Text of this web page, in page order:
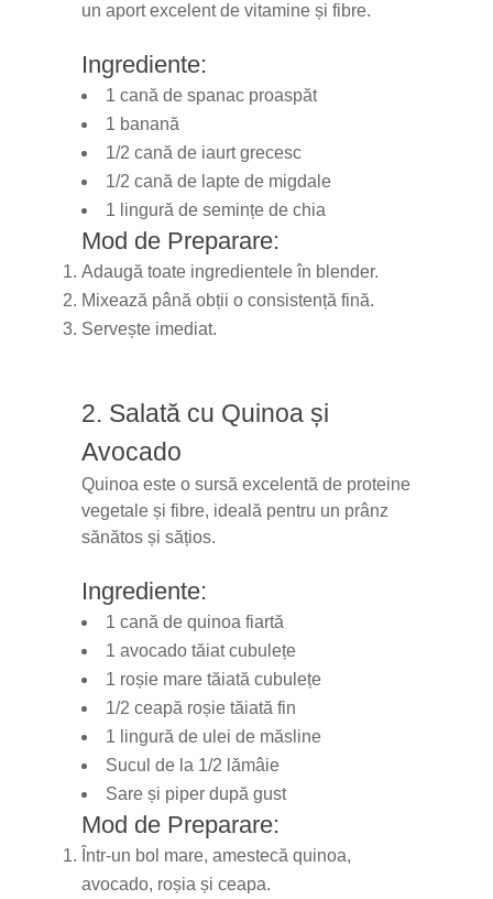
un aport excelent de vitamine și fibre.
Ingrediente:
1 cană de spanac proaspăt
1 banană
1/2 cană de iaurt grecesc
1/2 cană de lapte de migdale
1 lingură de semințe de chia
Mod de Preparare:
Adaugă toate ingredientele în blender.
Mixează până obții o consistență fină.
Servește imediat.
2. Salată cu Quinoa și
Avocado
Quinoa este o sursă excelentă de proteine
vegetale și fibre, ideală pentru un prânz
sănătos și sățios.
Ingrediente:
1 cană de quinoa fiartă
1 avocado tăiat cubulețe
1 roșie mare tăiată cubulețe
1/2 ceapă roșie tăiată fin
1 lingură de ulei de măsline
Sucul de la 1/2 lămâie
Sare și piper după gust
Mod de Preparare:
Într-un bol mare, amestecă quinoa,
avocado, roșia și ceapa.